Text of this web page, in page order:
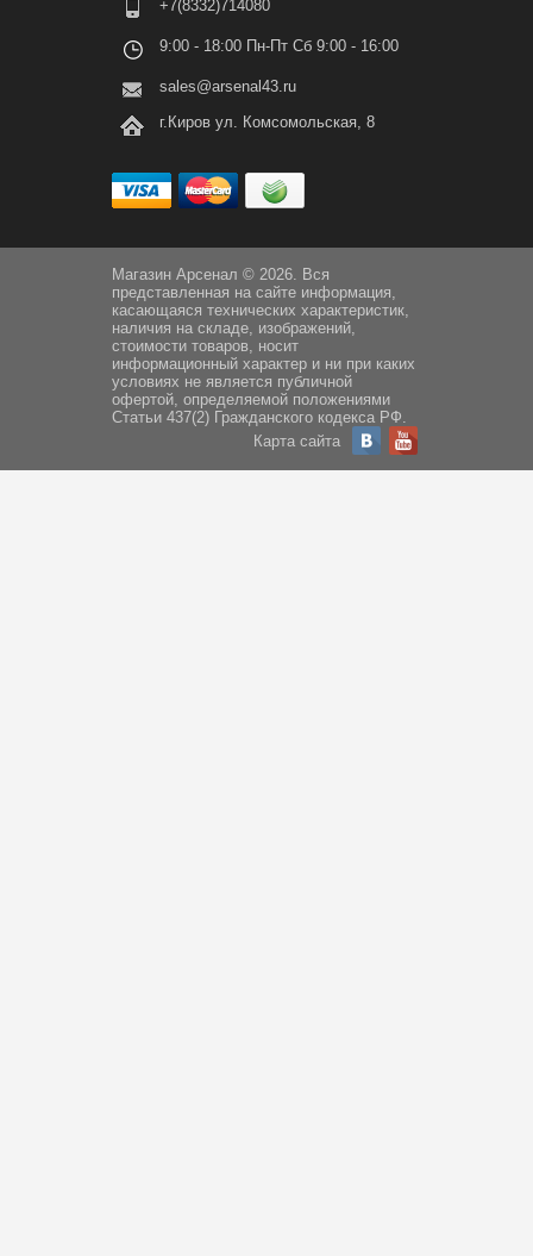
+7(8332)714080
9:00 - 18:00 Пн-Пт Сб 9:00 - 16:00
sales@arsenal43.ru
г.Киров ул. Комсомольская, 8
Магазин Арсенал © 2026. Вся
представленная на сайте информация,
касающаяся технических характеристик,
наличия на складе, изображений,
стоимости товаров, носит
информационный характер и ни при каких
условиях не является публичной
офертой, определяемой положениями
Статьи 437(2) Гражданского кодекса РФ.
Карта сайта